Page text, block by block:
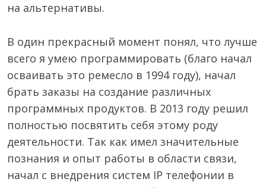
на альтернативы.
В один прекрасный момент понял, что лучше
всего я умею программировать (благо начал
осваивать это ремесло в 1994 году), начал
брать заказы на создание различных
программных продуктов. В 2013 году решил
полностью посвятить себя этому роду
деятельности. Так как имел значительные
познания и опыт работы в области связи,
начал с внедрения систем IP телефонии в